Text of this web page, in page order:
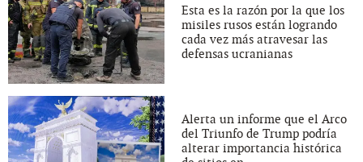
Esta es la razón por la que los
misiles rusos están logrando
cada vez más atravesar las
defensas ucranianas
Alerta un informe que el Arco
del Triunfo de Trump podría
alterar importancia histórica